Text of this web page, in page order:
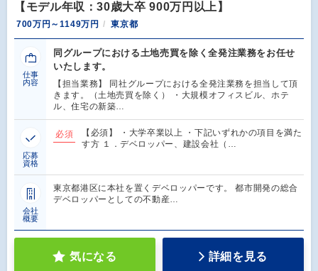
【モデル年収：30歳大卒 900万円以上】
700万円～1149万円 東京都
仕事
内容
同グループにおける土地売買を除く全発注業務をお任せ
いたします。
【担当業務】 同社グループにおける全発注業務を担当して頂
きます。（土地売買を除く） ・大規模オフィスビル、ホテ
ル、住宅の新築…
応募
資格
必須
【必須】 ・大学卒業以上 ・下記いずれかの項目を満た
す方 １．デベロッパー、建設会社（…
会社
概要
東京都港区に本社を置くデベロッパーです。 都市開発の総合
デベロッパーとしての不動産…
気になる 詳細を見る